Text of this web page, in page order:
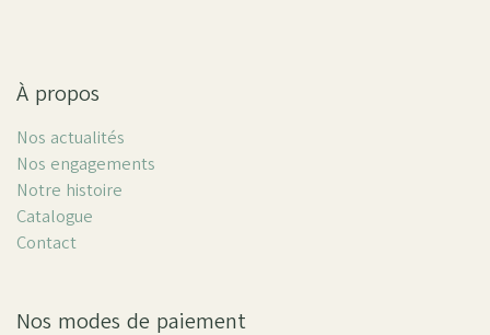
À propos
Nos actualités
Nos engagements
Notre histoire
Catalogue
Contact
Nos modes de paiement